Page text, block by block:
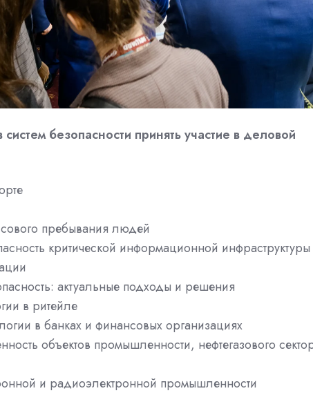
безопасности принять участие в деловой
пребывания людей
критической информационной инфраструктуры
актуальные подходы и решения
в ритейле
в банках и финансовых организациях
объектов промышленности, нефтегазового
и радиоэлектронной промышленности